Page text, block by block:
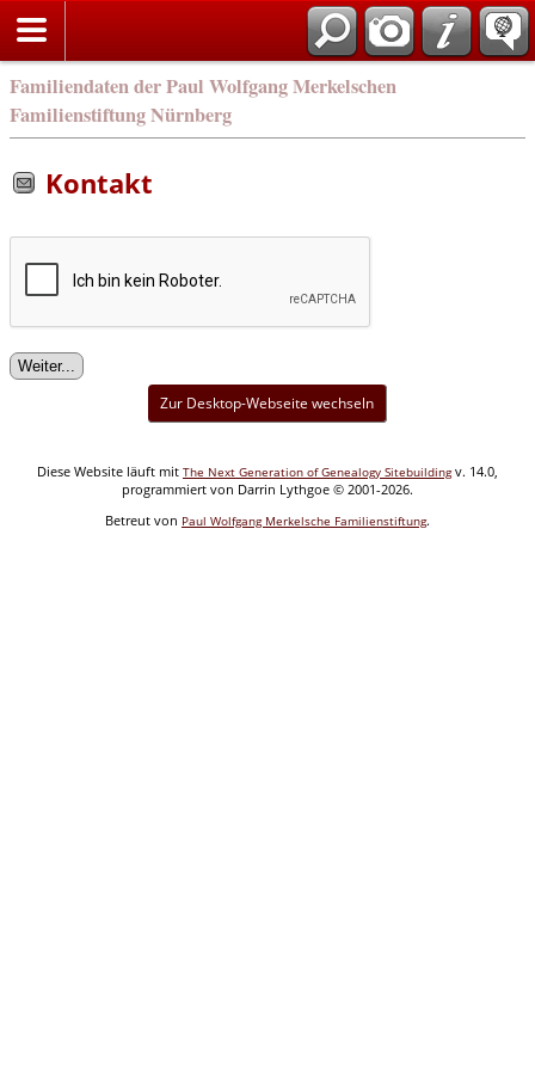
Familiendaten der Paul Wolfgang Merkelschen
Familienstiftung Nürnberg
Kontakt
Zur Desktop-Webseite wechseln
Diese Website läuft mit The Next Generation of Genealogy Sitebuildingv. 14.0,
programmiert von Darrin Lythgoe © 2001-2026.
Betreut von Paul Wolfgang Merkelsche Familienstiftung.